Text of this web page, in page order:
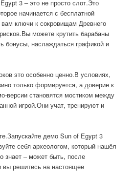
3 – это не просто слот.Это
начинается с бесплатной
ключи к сокровищам Древнего
можете крутить барабаны
бонусы, наслаждаться графикой и
это особенно ценно.В условиях,
только формируется, а доверие к
версии становятся мостиком между
игрой.Они учат, тренируют и
демо Sun of Egypt 3
себя археологом, который нашёл
знает – может быть, после
вы решитесь на настоящее